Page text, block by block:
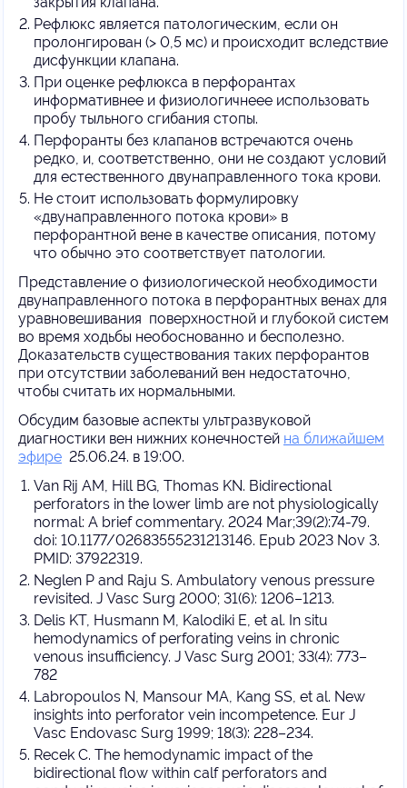
Рефлюкс является патологическим, если он
пролонгирован (> 0,5 мс) и происходит вследствие
дисфункции клапана.
При оценке рефлюкса в перфорантах
информативнее и физиологичнеее использовать
пробу тыльного сгибания стопы.
Перфоранты без клапанов встречаются очень
редко, и, соответственно, они не создают условий
для естественного двунаправленного тока крови.
Не стоит использовать формулировку
«двунаправленного потока крови» в
перфорантной вене в качестве описания, потому
что обычно это соответствует патологии.
Представление о физиологической необходимости
двунаправленного потока в перфорантных венах для
уравновешивания поверхностной и глубокой систем
во время ходьбы необоснованно и бесполезно.
Доказательств существования таких перфорантов
при отсутствии заболеваний вен недостаточно,
чтобы считать их нормальными.
Обсудим базовые аспекты ультразвуковой
диагностики вен нижних конечностей на ближайшем
эфире 25.06.24. в 19:00.
Van Rij AM, Hill BG, Thomas KN. Bidirectional
perforators in the lower limb are not physiologically
normal: A brief commentary. 2024 Mar;39(2):74-79.
doi: 10.1177/02683555231213146. Epub 2023 Nov 3.
PMID: 37922319.
Neglen P and Raju S. Ambulatory venous pressure
revisited. J Vasc Surg 2000; 31(6): 1206–1213.
Delis KT, Husmann M, Kalodiki E, et al. In situ
hemodynamics of perforating veins in chronic
venous insufficiency. J Vasc Surg 2001; 33(4): 773–
782
Labropoulos N, Mansour MA, Kang SS, et al. New
insights into perforator vein incompetence. Eur J
Vasc Endovasc Surg 1999; 18(3): 228–234.
Recek C. The hemodynamic impact of the
bidirectional flow within calf perforators and